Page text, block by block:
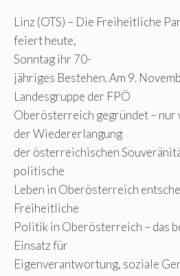
Linz (OTS) – Die Freiheitliche
feiert heute,
Sonntag ihr 70-
jähriges Bestehen. Am 9.
Landesgruppe der FPÖ
Oberösterreich gegründet – nur
der Wiedererlangung
der österreichischen
politische
Leben in Oberösterreich
Freiheitliche
Politik in Oberösterreich – das
Einsatz für
Eigenverantwortung, soziale